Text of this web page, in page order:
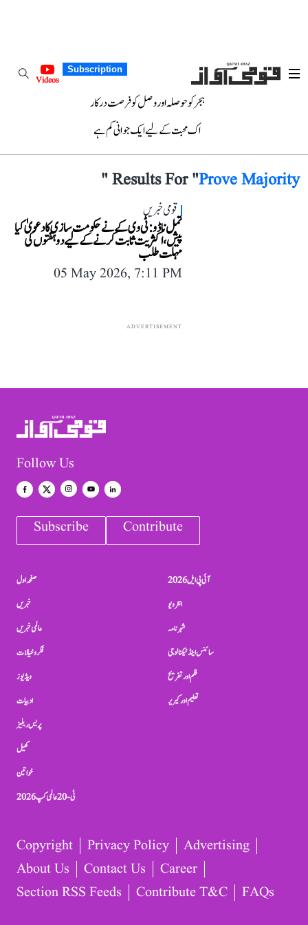
Subscription
Videos
ہجر کو حوصلہ اور وصل کو فرصت درکار
اک محبت کے لیے ایک جوانی کم ہے
Results For "Prove Majority
"
قومی خبریں
تمل ناڈو: ٹی وی کے نے حکومت سازی کا دعویٰ کیا
پیش، اکثریت ثابت کرنے کے لیے دو ہفتوں کی
مہلت طلب
05 May 2026, 7:11 PM
ADVERTISEMENT
Follow Us
Subscribe Contribute
صفحہ اول
خبریں
عالمی خبریں
فکر و خیالات
ویڈیوز
ادبیات
پریس ریلیز
کھیل
خواتین
ٹی-20 عالمی کپ 2026
آئی پی ایل 2026
انٹرویو
شہرنامہ
سائنس اینڈ ٹیکنالوجی
فلم اور تفریح
تعلیم اور کیریر
Copyright Privacy Policy
Advertising
About Us
Contact Us
Career
Section RSS Feeds
Contribute T&C FAQs